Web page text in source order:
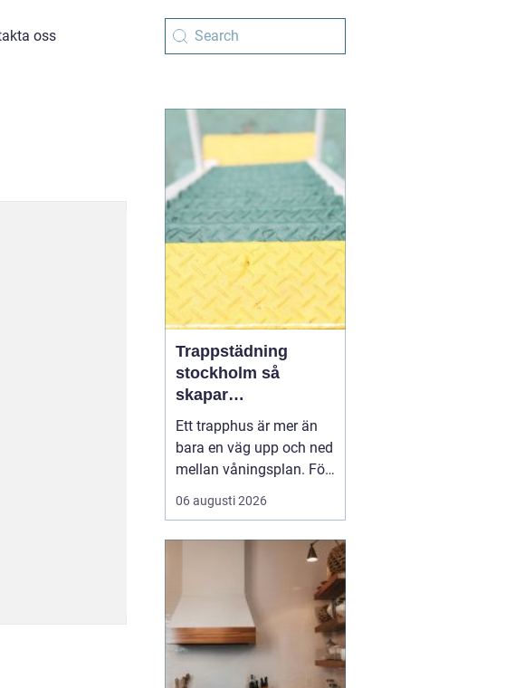
oss
Trappstädning
stockholm så
skapar
fastighetsägare
trygga och
trivsamma trapphus
Ett trapphus är mer än
bara en väg upp och ned
mellan våningsplan. För
många boende är det
den första kontakten
lång dag. För besökare
ger det en snabb känsla
av hur väl fastigheten
tas om hand. När
trapphus blir smutsiga,
dammiga...
06 augusti 2026